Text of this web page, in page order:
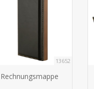
13652
Rechnungsmappe